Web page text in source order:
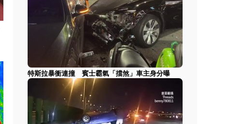
特斯拉暴衝連撞 賓士霸氣「擋煞」車主身分曝